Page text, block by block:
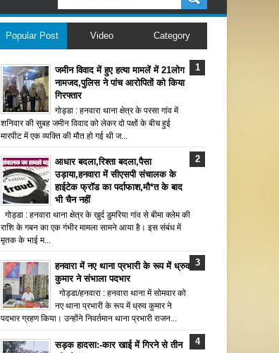
Popular Post Video Category
जमीन विवाद में हुए हत्या मामलें में 21लोग
नामजद,पुलिस ने पांच आरोपितों को किया
गिरफ्तार
गोड्डा : हनवारा थाना क्षेत्र के परसा गांव में
शनिवार की सुबह जमीन विवाद को लेकर दो पक्षों के बीच हुई
मारपीट में एक व्यक्ति की मौत हो गई थी ज...
आधार बदला,रिश्ता बदला,पैसा
उड़ाया,हनवारा में सीएसपी संचालक के
हाईटेक फ्रॉड का पर्दाफाश,मौ*त के बाद
भी चैन नहीं
गोड्डा : हनवारा थाना क्षेत्र के खुर्द डुमरिया गांव से बीमा क्लेम की
राशि के गबन का एक गंभीर मामला सामने आया है। इस संबंध में
मृतक के भाई म...
हनवारा में नए थाना प्रभारी के रूप में ध्रुव
कुमार ने संभाला पदभार
गोड्डा/हनवारा : हनवारा थाना में सोमवार को
नए थाना प्रभारी के रूप में ध्रुव कुमार ने
पदभार ग्रहण किया। उन्होंने निवर्तमान थाना प्रभारी राजन...
सड़क हादसा:-कार खाई में गिरने से तीन